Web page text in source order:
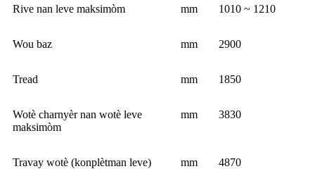
Rive nan leve maksimòm mm 1010 ~ 1210
Wou baz mm 2900
Tread mm 1850
Wotè charnyèr nan wotè leve
maksimòm
mm 3830
Travay wotè (konplètman leve) mm 4870